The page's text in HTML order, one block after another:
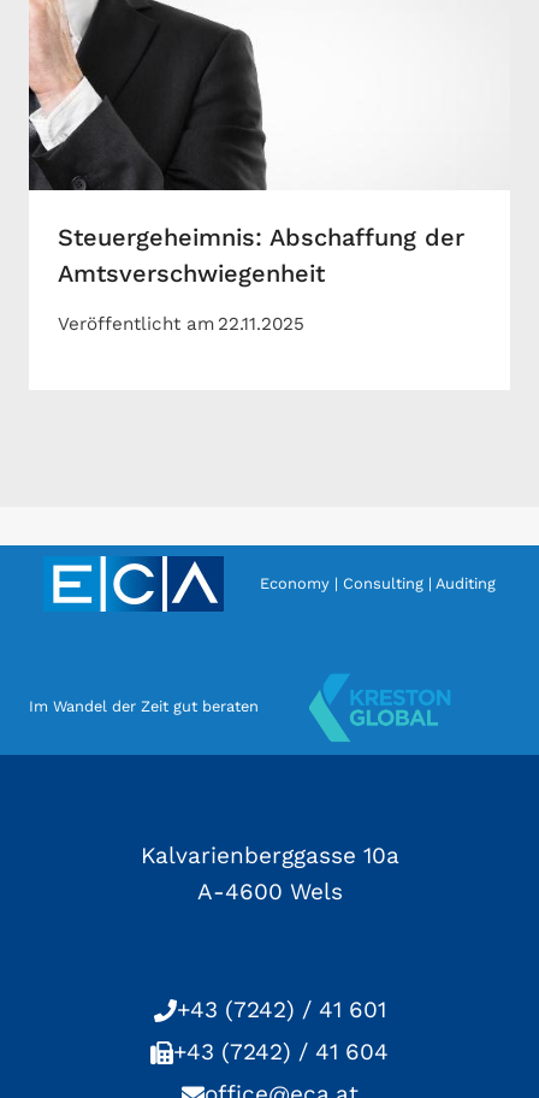
Steuergeheimnis: Abschaffung der
Amtsverschwiegenheit
Veröffentlicht am 22.11.2025
Economy | Consulting | Auditing
Im Wandel der Zeit gut beraten
Kalvarienberggasse 10a
A-4600 Wels
+43 (7242) / 41 601
+43 (7242) / 41 604